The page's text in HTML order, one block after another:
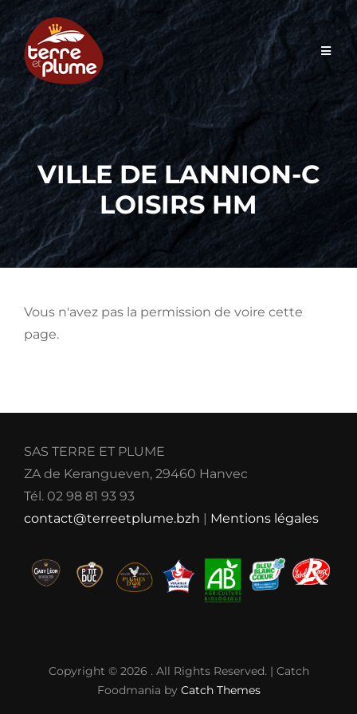
Skip
to
content
VILLE DE LANNION-C
LOISIRS HM
Vous n'avez pas la permission de voire cette
page.
SAS TERRE ET PLUME
ZA de Kerangueven, 29460 Hanvec
Tél. 02 98 81 93 93
contact@terreetplume.bzh | Mentions légales
Copyright © 2026 . All Rights Reserved. | Catch
Foodmania by Catch Themes